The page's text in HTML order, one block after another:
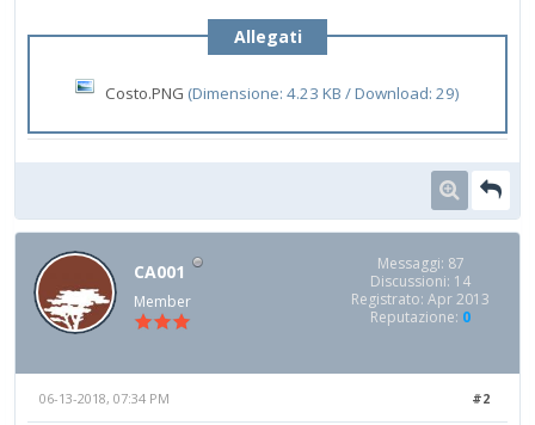
Allegati
Costo.PNG (Dimensione: 4.23 KB / Download: 29)
CA001
Member
Messaggi: 87
Discussioni: 14
Registrato: Apr 2013
Reputazione: 0
#2
06-13-2018, 07:34 PM